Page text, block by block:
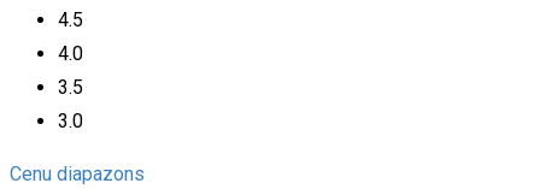
4.5
4.0
3.5
3.0
Cenu diapazons